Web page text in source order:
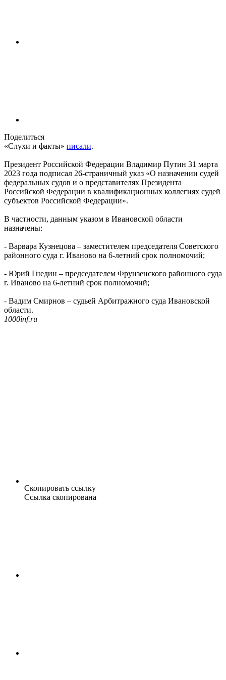
Поделиться
«Слухи и факты» писали.
Президент Российской Федерации Владимир Путин 31 марта
2023 года подписал 26-страничный указ «О назначении судей
федеральных судов и о представителях Президента
Российской Федерации в квалификационных коллегиях судей
субъектов Российской Федерации».
В частности, данным указом в Ивановской области
назначены:
- Варвара Кузнецова – заместителем председателя Советского
районного суда г. Иваново на 6-летний срок полномочий;
- Юрий Гнедин – председателем Фрунзенского районного суда
г. Иваново на 6-летний срок полномочий;
- Вадим Смирнов – судьей Арбитражного суда Ивановской
области.
1000inf.ru
Скопировать ссылку
Ссылка скопирована